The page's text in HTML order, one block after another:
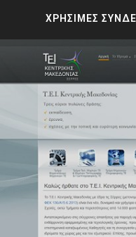
ΧΡΗΣΙΜΕΣ